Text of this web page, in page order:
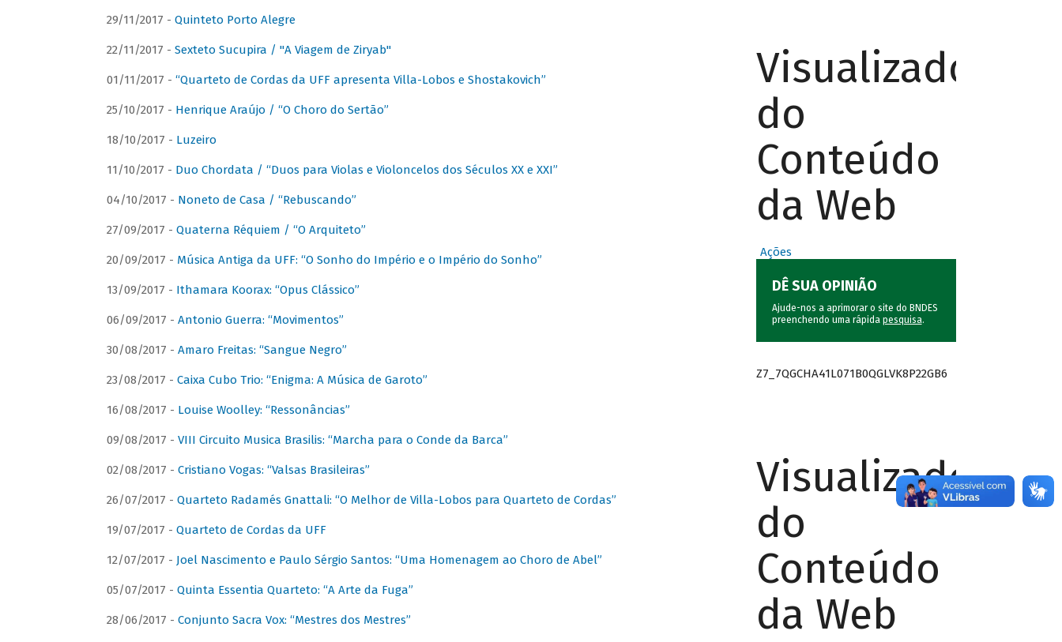
29/11/2017 - Quinteto Porto Alegre
22/11/2017 - Sexteto Sucupira / "A Viagem de Ziryab"
01/11/2017 - “Quarteto de Cordas da UFF apresenta Villa-Lobos e Shostakovich”
25/10/2017 - Henrique Araújo / “O Choro do Sertão”
18/10/2017 - Luzeiro
11/10/2017 - Duo Chordata / “Duos para Violas e Violoncelos dos Séculos XX e XXI”
04/10/2017 - Noneto de Casa / “Rebuscando”
27/09/2017 - Quaterna Réquiem / “O Arquiteto”
20/09/2017 - Música Antiga da UFF: “O Sonho do Império e o Império do Sonho”
13/09/2017 - Ithamara Koorax: “Opus Clássico”
06/09/2017 - Antonio Guerra: “Movimentos”
30/08/2017 - Amaro Freitas: “Sangue Negro”
23/08/2017 - Caixa Cubo Trio: “Enigma: A Música de Garoto”
16/08/2017 - Louise Woolley: “Ressonâncias”
09/08/2017 - VIII Circuito Musica Brasilis: “Marcha para o Conde da Barca”
02/08/2017 - Cristiano Vogas: “Valsas Brasileiras”
26/07/2017 - Quarteto Radamés Gnattali: “O Melhor de Villa-Lobos para Quarteto de Cordas”
19/07/2017 - Quarteto de Cordas da UFF
12/07/2017 - Joel Nascimento e Paulo Sérgio Santos: “Uma Homenagem ao Choro de Abel”
05/07/2017 - Quinta Essentia Quarteto: “A Arte da Fuga”
28/06/2017 - Conjunto Sacra Vox: “Mestres dos Mestres”
Visualizador
do
Conteúdo
da Web
Ações
DÊ SUA OPINIÃO
Ajude-nos a aprimorar o site do BNDES
preenchendo uma rápida pesquisa.
Z7_7QGCHA41L071B0QGLVK8P22GB6
Visualizador
do
Conteúdo
da Web